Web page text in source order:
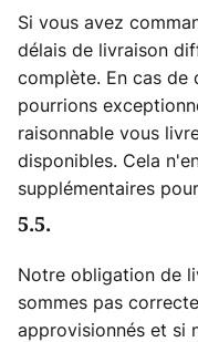
Si vous avez
délais de livraison
complète. En cas
pourrions
raisonnable vous
disponibles. Cela
supplémentaires
5.5.
Notre obligation de
sommes pas
approvisionnés et si